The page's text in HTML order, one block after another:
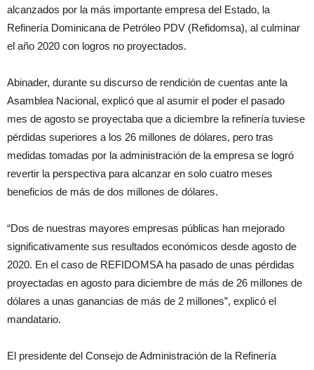
alcanzados por la más importante empresa del Estado, la
Refinería Dominicana de Petróleo PDV (Refidomsa), al culminar
el año 2020 con logros no proyectados.
Abinader, durante su discurso de rendición de cuentas ante la
Asamblea Nacional, explicó que al asumir el poder el pasado
mes de agosto se proyectaba que a diciembre la refinería tuviese
pérdidas superiores a los 26 millones de dólares, pero tras
medidas tomadas por la administración de la empresa se logró
revertir la perspectiva para alcanzar en solo cuatro meses
beneficios de más de dos millones de dólares.
“Dos de nuestras mayores empresas públicas han mejorado
significativamente sus resultados económicos desde agosto de
2020. En el caso de REFIDOMSA ha pasado de unas pérdidas
proyectadas en agosto para diciembre de más de 26 millones de
dólares a unas ganancias de más de 2 millones”, explicó el
mandatario.
El presidente del Consejo de Administración de la Refinería